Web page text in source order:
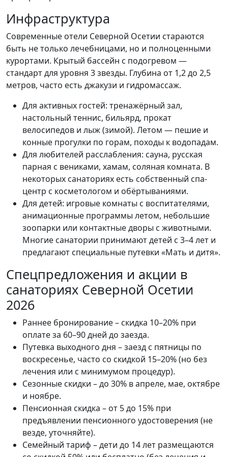
Инфраструктура
Современные отели Северной Осетии стараются
быть не только лечебницами, но и полноценными
курортами. Крытый бассейн с подогревом —
стандарт для уровня 3 звезды. Глубина от 1,2 до 2,5
метров, часто есть джакузи и гидромассаж.
Для активных гостей: тренажёрный зал,
настольный теннис, бильярд, прокат
велосипедов и лыж (зимой). Летом — пешие и
конные прогулки по горам, походы к водопадам.
Для любителей расслабления: сауна, русская
парная с вениками, хамам, соляная комната. В
некоторых санаториях есть собственный спа-
центр с косметологом и обёртываниями.
Для детей: игровые комнаты с воспитателями,
анимационные программы летом, небольшие
зоопарки или контактные дворы с животными.
Многие санатории принимают детей с 3–4 лет и
предлагают специальные путевки «Мать и дитя».
Спецпредложения и акции в
санаториях Северной Осетии
2026
Раннее бронирование – скидка 10–20% при
оплате за 60–90 дней до заезда.
Путевка выходного дня – заезд с пятницы по
воскресенье, часто со скидкой 15–20% (но без
лечения или с минимумом процедур).
Сезонные скидки – до 30% в апреле, мае, октябре
и ноябре.
Пенсионная скидка – от 5 до 15% при
предъявлении пенсионного удостоверения (не
везде, уточняйте).
Семейный тариф – дети до 14 лет размещаются